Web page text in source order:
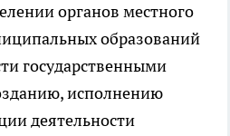
органов местного
образований
государственными
исполнению
деятельности